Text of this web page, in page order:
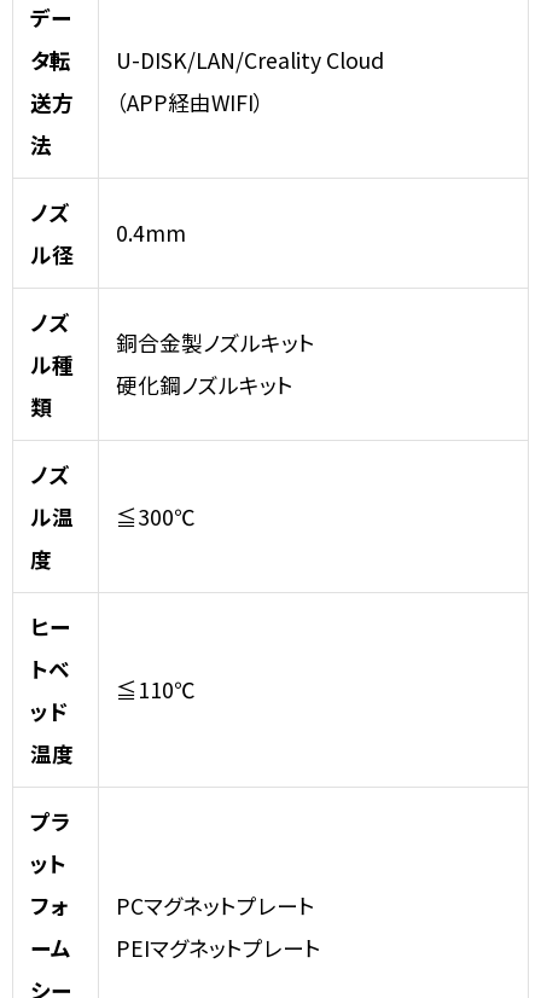
デー
タ転
送方
法
U-DISK/LAN/Creality Cloud
（APP経由WIFI）
ノズ
ル径
0.4mm
ノズ
ル種
類
銅合金製ノズルキット
硬化鋼ノズルキット
ノズ
ル温
度
≦300℃
ヒー
トベ
ッド
温度
≦110℃
プラ
ット
フォ
ーム
シー
PCマグネットプレート
PEIマグネットプレート